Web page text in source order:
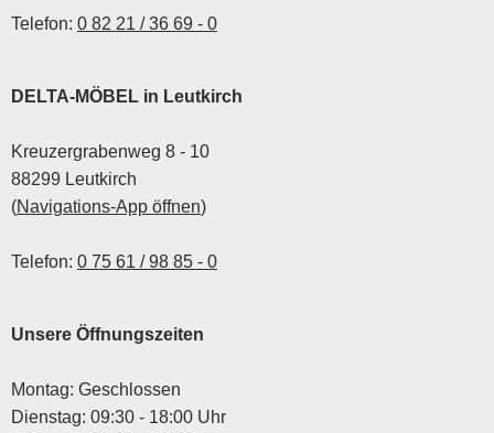
einem wahren Highlight.
Telefon: 0 82 21 / 36 69 - 0
DELTA-MÖBEL in Leutkirch
Kreuzergrabenweg 8 - 10
88299 Leutkirch
(Navigations-App öffnen)
Telefon: 0 75 61 / 98 85 - 0
Unsere Öffnungszeiten
Montag: Geschlossen
Dienstag: 09:30 - 18:00 Uhr